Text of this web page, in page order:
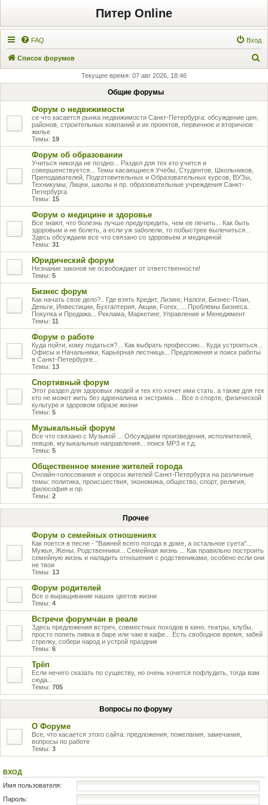
Питер Online
FAQ Вход
Список форумов
с
Текущее время: 07 авг 2026, 18:46
Общие форумы
Форум о недвижимости
се что касается рынка недвижимости Санкт-Петербурга: обсуждение цен,
районов, строительных компаний и их проектов, первичное и вторичное
жилье
Темы: 19
Форум об образовании
Учиться никогда не поздно... Раздел для тех кто учится и
совершенствуется... Темы касающиеся Учебы, Студентов, Школьников,
Преподавателей, Подготовительных и Образовательных курсов, ВУЗы,
Техникумы, Лицеи, школы и пр. образовательные учреждения Санкт-
Петербурга
Темы: 15
Форум о медицине и здоровье
Все знают, что болезнь лучше предупредить, чем ее лечить... Как быть
здоровым и не болеть, а если уж заболели, то побыстрее вылечиться...
Здесь обсуждаем все что связано со здоровьем и медициной
Темы: 31
Юридический форум
Незнание законов не освобождает от ответственности!
Темы: 5
Бизнес форум
Как начать свое дело?.. Где взять Кредит, Лизинг, Налоги, Бизнес-План,
Деньги, Инвестиции, Бухгалтерия, Акции, Forex, ... Проблемы Бизнеса..
Покупка и Продажа... Реклама, Маркетинг, Управление и Менеджмент
Темы: 11
Форум о работе
Куда пойти, кому податься?... Как выбрать профессию... Куда устроиться...
Офисы и Начальники, Карьерная лестница... Предложения и поиск работы
в Санкт-Петербурге...
Темы: 13
Спортивный форум
Этот раздел для здоровых людей и тех кто хочет ими стать, а также для тех
кто не может жить без адреналина и экстрима ... Все о спорте, физической
культуре и здоровом образе жизни
Темы: 5
Музыкальный форум
Все что связано с Музыкой ... Обсуждаем произведения, исполнителей,
певцов, музыкальные направления... поиск MP3 и т.д.
Темы: 5
Общественное мнение жителей города
Онлайн-голосования и опросы жителей Санкт-Петербурга на различные
темы: политика, происшествия, экономика, общество, спорт, религия,
философия и пр.
Темы: 2
Прочее
Форум о семейных отношениях
Как поется в песне - "Важней всего погода в доме, а остальное суета"...
Мужья, Жены, Родственники... Семейная жизнь ... Как правильно построить
семейную жизнь и наладить отношения с родствениками, особено если они
не твои
Темы: 13
Форум родителей
Все о выращивание наших цветов жизни
Темы: 4
Встречи форумчан в реале
Здесь предложения встреч, совместных походов в кино, театры, клубы,
просто попить пивка в баре или чаю в кафе... Есть свободное время, забей
стрелку, собери народ и устрой праздник
Темы: 6
Трёп
Если нечего сказать по существу, но очень хочется пофлудить, тогда вам
сюда...
Темы: 705
Вопросы по форуму
О Форуме
Все, что касается этого сайта: предложения, пожелания, замечания,
вопросы по работе
Темы: 3
ВХОД
Имя пользователя:
Пароль: